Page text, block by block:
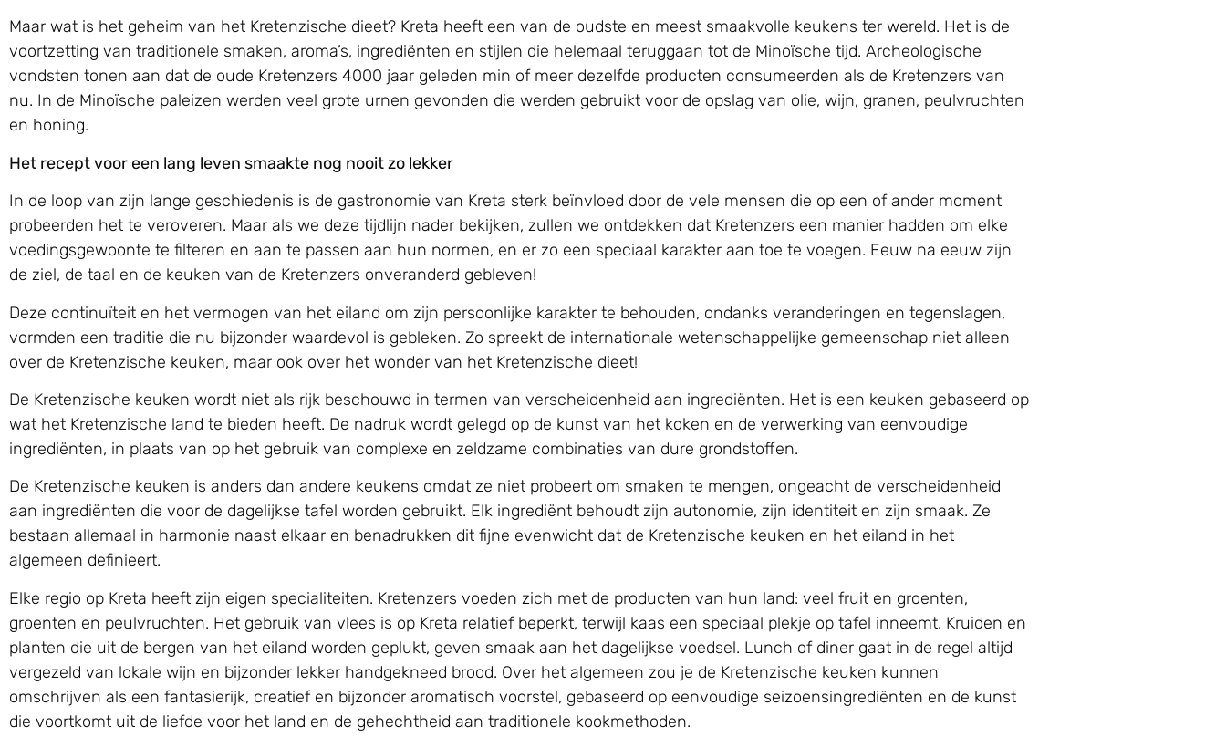
Maar wat is het geheim van het Kretenzische dieet? Kreta heeft een van de oudste en meest smaakvolle keukens ter wereld. Het is de
voortzetting van traditionele smaken, aroma’s, ingrediënten en stijlen die helemaal teruggaan tot de Minoïsche tijd. Archeologische
vondsten tonen aan dat de oude Kretenzers 4000 jaar geleden min of meer dezelfde producten consumeerden als de Kretenzers van
nu. In de Minoïsche paleizen werden veel grote urnen gevonden die werden gebruikt voor de opslag van olie, wijn, granen, peulvruchten
en honing.
Het recept voor een lang leven smaakte nog nooit zo lekker
In de loop van zijn lange geschiedenis is de gastronomie van Kreta sterk beïnvloed door de vele mensen die op een of ander moment
probeerden het te veroveren. Maar als we deze tijdlijn nader bekijken, zullen we ontdekken dat Kretenzers een manier hadden om elke
voedingsgewoonte te filteren en aan te passen aan hun normen, en er zo een speciaal karakter aan toe te voegen. Eeuw na eeuw zijn
de ziel, de taal en de keuken van de Kretenzers onveranderd gebleven!
Deze continuïteit en het vermogen van het eiland om zijn persoonlijke karakter te behouden, ondanks veranderingen en tegenslagen,
vormden een traditie die nu bijzonder waardevol is gebleken. Zo spreekt de internationale wetenschappelijke gemeenschap niet alleen
over de Kretenzische keuken, maar ook over het wonder van het Kretenzische dieet!
De Kretenzische keuken wordt niet als rijk beschouwd in termen van verscheidenheid aan ingrediënten. Het is een keuken gebaseerd op
wat het Kretenzische land te bieden heeft. De nadruk wordt gelegd op de kunst van het koken en de verwerking van eenvoudige
ingrediënten, in plaats van op het gebruik van complexe en zeldzame combinaties van dure grondstoffen.
De Kretenzische keuken is anders dan andere keukens omdat ze niet probeert om smaken te mengen, ongeacht de verscheidenheid
aan ingrediënten die voor de dagelijkse tafel worden gebruikt. Elk ingrediënt behoudt zijn autonomie, zijn identiteit en zijn smaak. Ze
bestaan allemaal in harmonie naast elkaar en benadrukken dit fijne evenwicht dat de Kretenzische keuken en het eiland in het
algemeen definieert.
Elke regio op Kreta heeft zijn eigen specialiteiten. Kretenzers voeden zich met de producten van hun land: veel fruit en groenten,
groenten en peulvruchten. Het gebruik van vlees is op Kreta relatief beperkt, terwijl kaas een speciaal plekje op tafel inneemt. Kruiden en
planten die uit de bergen van het eiland worden geplukt, geven smaak aan het dagelijkse voedsel. Lunch of diner gaat in de regel altijd
vergezeld van lokale wijn en bijzonder lekker handgekneed brood. Over het algemeen zou je de Kretenzische keuken kunnen
omschrijven als een fantasierijk, creatief en bijzonder aromatisch voorstel, gebaseerd op eenvoudige seizoensingrediënten en de kunst
die voortkomt uit de liefde voor het land en de gehechtheid aan traditionele kookmethoden.